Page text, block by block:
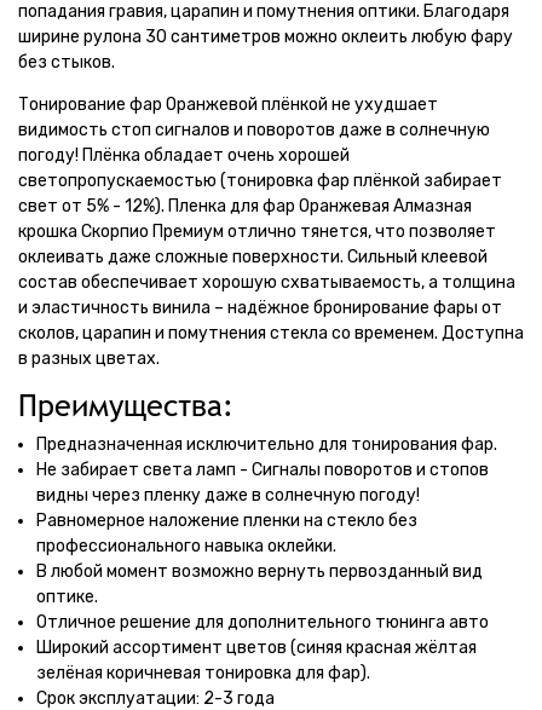
попадания гравия, царапин и помутнения оптики. Благодаря
ширине рулона 30 сантиметров можно оклеить любую фару
без стыков.
Тонирование фар Оранжевой плёнкой не ухудшает
видимость стоп сигналов и поворотов даже в солнечную
погоду! Плёнка обладает очень хорошей
светопропускаемостью (тонировка фар плёнкой забирает
свет от 5% - 12%). Пленка для фар Оранжевая Алмазная
крошка Скорпио Премиум отлично тянется, что позволяет
оклеивать даже сложные поверхности. Сильный клеевой
состав обеспечивает хорошую схватываемость, а толщина
и эластичность винила – надёжное бронирование фары от
сколов, царапин и помутнения стекла со временем. Доступна
в разных цветах.
Преимущества:
Предназначенная исключительно для тонирования фар.
Не забирает света ламп - Сигналы поворотов и стопов
видны через пленку даже в солнечную погоду!
Равномерное наложение пленки на стекло без
профессионального навыка оклейки.
В любой момент возможно вернуть первозданный вид
оптике.
Отличное решение для дополнительного тюнинга авто
Широкий ассортимент цветов (синяя красная жёлтая
зелёная коричневая тонировка для фар).
Срок эксплуатации: 2-3 года